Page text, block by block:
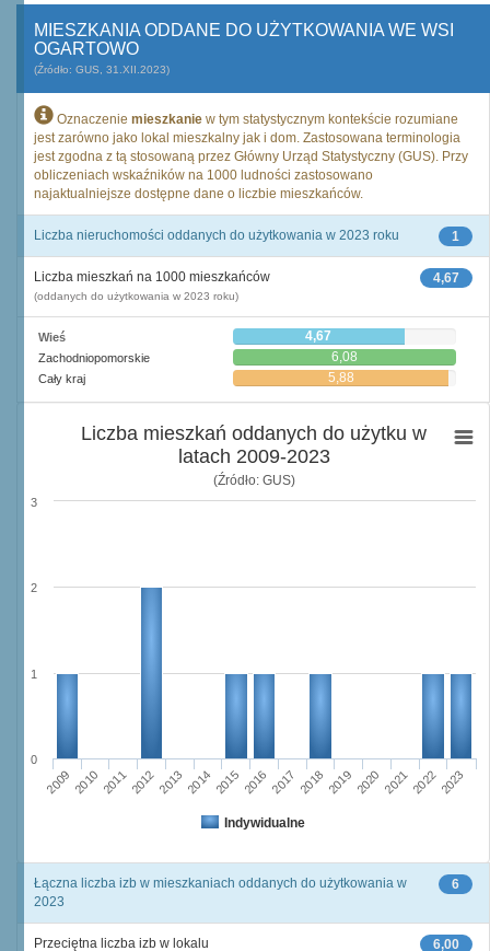
MIESZKANIA ODDANE DO UŻYTKOWANIA WE WSI
OGARTOWO
(Źródło: GUS, 31.XII.2023)
Oznaczenie mieszkanie w tym statystycznym kontekście rozumiane
jest zarówno jako lokal mieszkalny jak i dom. Zastosowana terminologia
jest zgodna z tą stosowaną przez Główny Urząd Statystyczny (GUS). Przy
obliczeniach wskaźników na 1000 ludności zastosowano
najaktualniejsze dostępne dane o liczbie mieszkańców.
1
Liczba nieruchomości oddanych do użytkowania w 2023 roku
4,67
Liczba mieszkań na 1000 mieszkańców
(oddanych do użytkowania w 2023 roku)
Wieś 4,67
Zachodniopomorskie 6,08
Cały kraj 5,88
Liczba mieszkań oddanych do użytku w
latach 2009-2023
(Źródło: GUS)
Indywidualne
2009 2010 201120122013 2014 2015 2016 2017 2018 2019 2020 202120222023
0
1
2
3
6
Łączna liczba izb w mieszkaniach oddanych do użytkowania w
2023
6,00
Przeciętna liczba izb w lokalu